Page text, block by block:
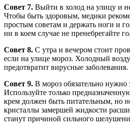
Совет 7. Выйти в холод на улицу и
Чтобы быть здоровым, медики
простым советам и держать ноги и
ни в коем случае не пренебрегайте
Совет 8. С утра и вечером стоит
если на улице мороз. Холодный
предотвратит вирусные заболевания.
Совет 9. В мороз обязательно нужно
Используйте только
крем должен быть питательным, но
кристаллы замершей жидкости
станут причиной сильного